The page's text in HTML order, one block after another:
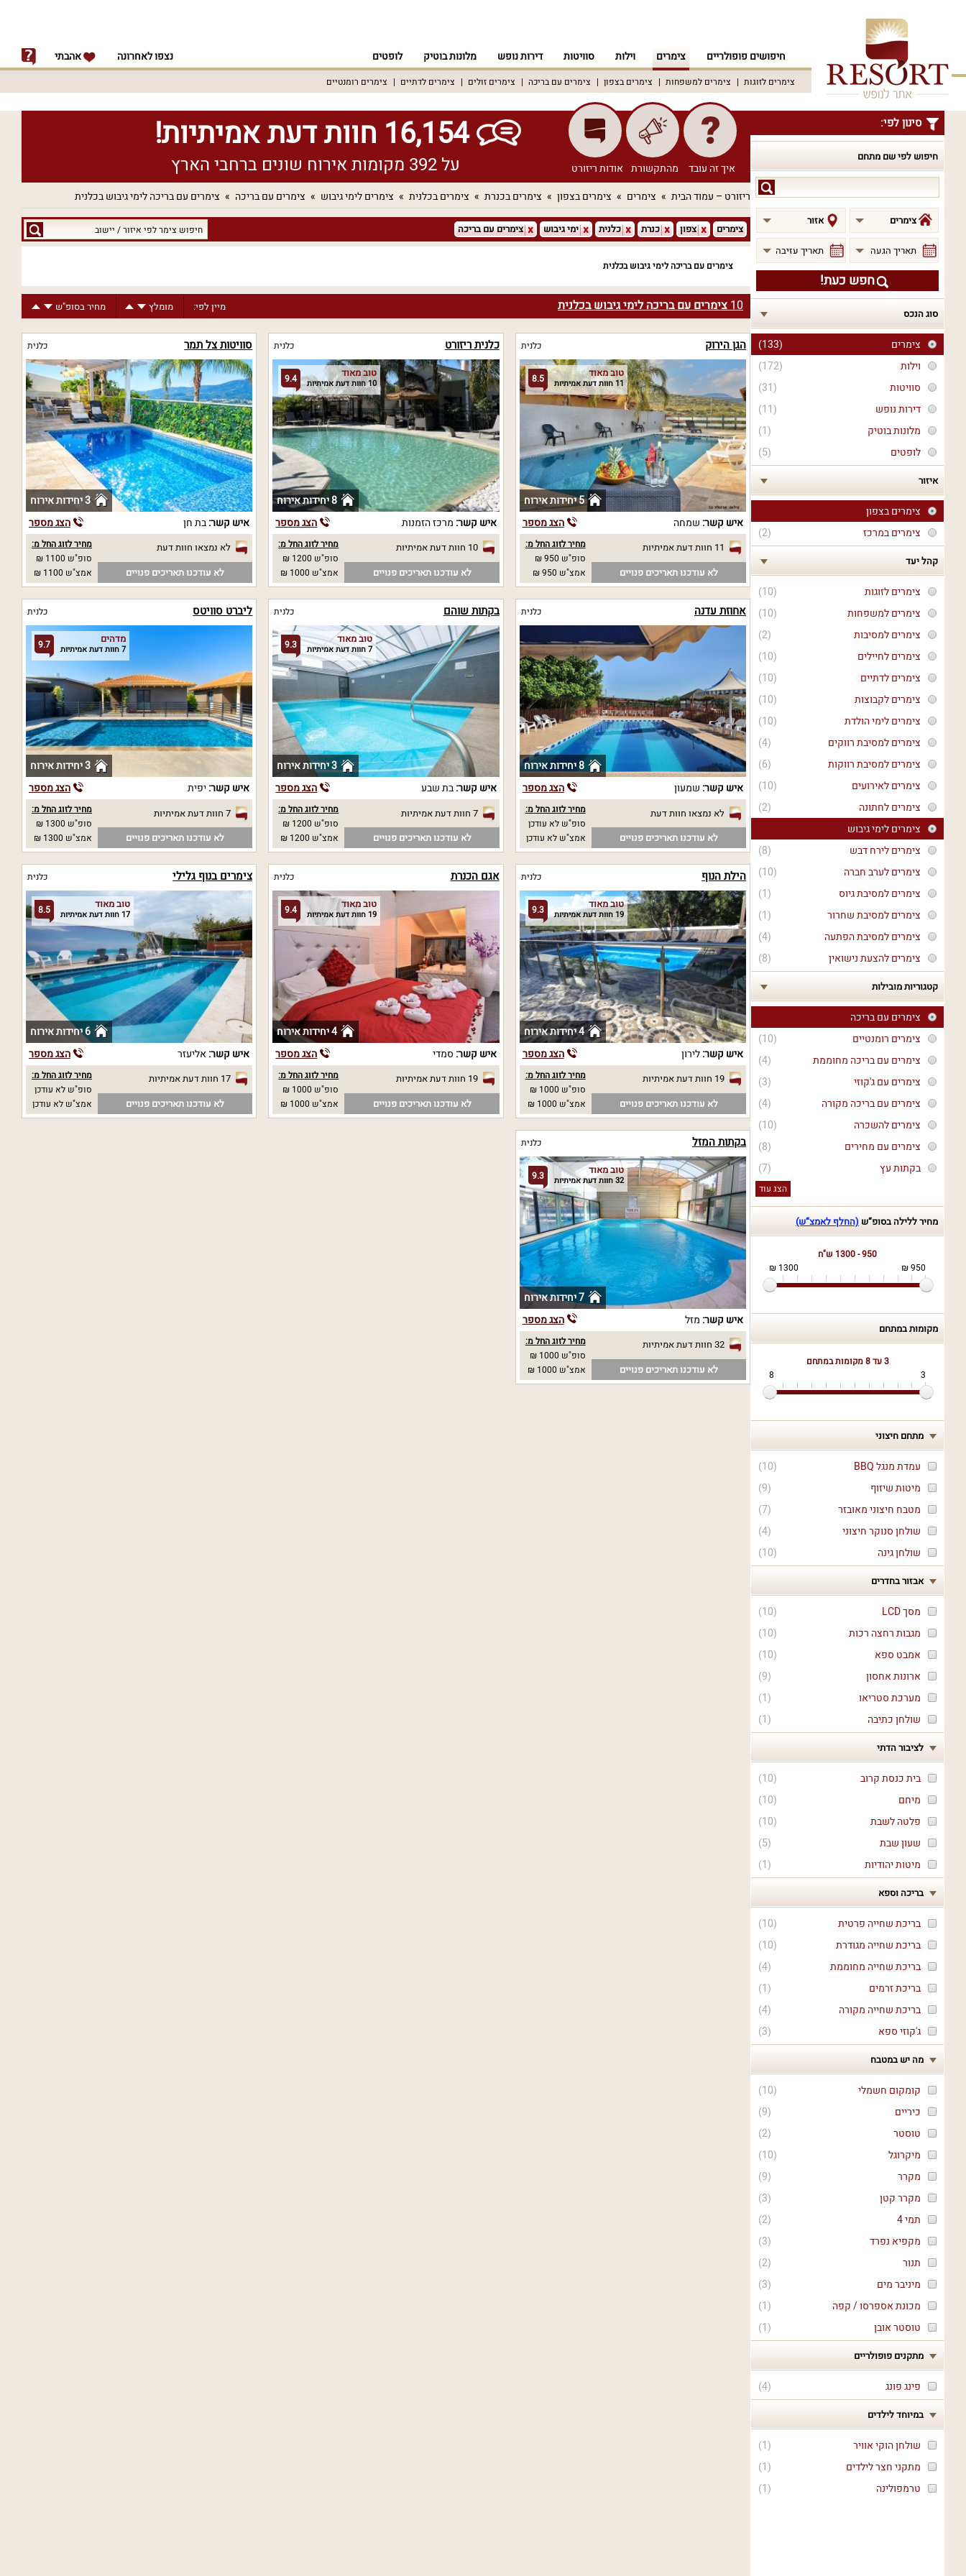
חיפושים פופולריים צימרים וילות סוויטות דירות נופש מלונות בוטיק לופטים נצפו לאחרונה אהבתי
צימרים לזוגות צימרים למשפחות צימרים בצפון צימרים עם בריכה צימרים זולים צימרים לדתיים צימרים רומנטיים
סינון לפי:
חיפוש לפי שם מתחם
לפי
שם
מתחם
צימרים אזור
תאריך הגעה תאריך עזיבה
חפש כעת!
סוג הנכס
(133)
צימרים
(172)
וילות
(31)
סוויטות
(11)
דירות נופש
(1)
מלונות בוטיק
(5)
לופטים
איזור
צימרים בצפון
(2)
צימרים במרכז
קהל יעד
(10)
צימרים לזוגות
(10)
צימרים למשפחות
(2)
צימרים למסיבות
(10)
צימרים לחיילים
(10)
צימרים לדתיים
(10)
צימרים לקבוצות
(10)
צימרים לימי הולדת
(4)
צימרים למסיבת רווקים
(6)
צימרים למסיבת רווקות
(10)
צימרים לאירועים
(2)
צימרים לחתונה
צימרים לימי גיבוש
(8)
צימרים לירח דבש
(10)
צימרים לערב חברה
(1)
צימרים למסיבת גיוס
(1)
צימרים למסיבת שחרור
(4)
צימרים למסיבת הפתעה
(8)
צימרים להצעת נישואין
קטגוריות מובילות
צימרים עם בריכה
(10)
צימרים רומנטיים
(4)
צימרים עם בריכה מחוממת
(3)
צימרים עם ג'קוזי
(4)
צימרים עם בריכה מקורה
(10)
צימרים להשכרה
(8)
צימרים עם מחירים
(7)
בקתות עץ
הצג עוד
מחיר ללילה בסופ“ש (החלף לאמצ“ש)
950 - 1300 ש"ח
950 ₪
1300 ₪
מקומות במתחם
3 עד 8
מקומות במתחם
3
8
מתחם חיצוני
(
10
)
עמדת מנגל BBQ
(
9
)
מיטות שיזוף
(
7
)
מטבח חיצוני מאובזר
(
4
)
שולחן סנוקר חיצוני
(
10
) שולחן גינה
אבזור בחדרים
(
10
)
מסך LCD
(
10
)
מגבות רחצה רכות
(
10
)
אמבט ספא
(
9
)
ארונות אחסון
(
1
)
מערכת סטריאו
(
1
) שולחן כתיבה
לציבור הדתי
(
10
)
בית כנסת קרוב
(
10
)
מיחם
(
10
)
פלטה לשבת
(
5
)
שעון שבת
(
1
) מיטות יהודיות
בריכה וספא
(
10
)
בריכת שחייה פרטית
(
10
)
בריכת שחייה מגודרת
(
4
)
בריכת שחייה מחוממת
(
1
)
בריכת זרמים
(
4
)
בריכת שחייה מקורה
(
3
) ג'קוזי ספא
מה יש במטבח
(
10
)
קומקום חשמלי
(
9
)
כיריים
(
2
)
טוסטר
(
10
)
מיקרוגל
(
9
)
מקרר
(
3
)
מקרר קטן
(
2
)
תמי 4
(
3
)
מקפיא נפרד
(
2
)
תנור
(
3
)
מיניבר מים
(
1
)
מכונת אספרסו / קפה
(
1
) טוסטר אובן
מתקנים פופולריים
(
4
) פינג פונג
במיוחד לילדים
(
1
)
שולחן הוקי אוויר
(
1
)
מתקני חצר לילדים
(
1
) טרמפולינה
איך זה עובד מהתקשורת אודות ריזורט
16,154 חוות דעת אמיתיות!
על 392 מקומות אירוח שונים ברחבי הארץ
ריזורט – עמוד הבית צימרים צימרים בצפון צימרים בכנרת צימרים בכלנית צימרים לימי גיבוש צימרים עם בריכה צימרים עם בריכה לימי גיבוש בכלנית
חיפוש
צימר
/
יישוב
צימרים צפון כנרת כלנית ימי גיבוש צימרים עם בריכה
צימרים עם בריכה לימי גיבוש בכלנית
10צימרים עם בריכה לימי גיבוש בכלנית מיין לפי: מומלץ מחיר בסופ"ש
הגן הירוק כלנית
8.5 טוב מאוד
11 חוות דעת אמיתיות
5 יחידות אירוח
איש קשר: שמחה הצג מספר
11 חוות דעת אמיתיות
לא עודכנו תאריכים פנויים
מחיר לזוג החל מ:
סופ"ש 950 ₪
אמצ"ש 950 ₪
כלנית ריזורט כלנית
9.4 טוב מאוד
10 חוות דעת אמיתיות
8 יחידות אירוח
איש קשר: מרכז הזמנות הצג מספר
10 חוות דעת אמיתיות
לא עודכנו תאריכים פנויים
מחיר לזוג החל מ:
סופ"ש 1200 ₪
אמצ"ש 1000 ₪
סוויטות צל תמר כלנית
3 יחידות אירוח
איש קשר:בת חן הצג מספר
לא נמצאו חוות דעת
לא עודכנו תאריכים פנויים
מחיר לזוג החל מ:
סופ"ש 1100 ₪
אמצ"ש 1100 ₪
אחוזת עדנה כלנית
8 יחידות אירוח
איש קשר: שמעון הצג מספר
לא נמצאו חוות דעת
לא עודכנו תאריכים פנויים
מחיר לזוג החל מ:
סופ"ש לא עודכן
אמצ"ש לא עודכן
בקתות שוהם כלנית
9.3 טוב מאוד
7 חוות דעת אמיתיות
3 יחידות אירוח
איש קשר:בת שבע הצג מספר
7 חוות דעת אמיתיות
לא עודכנו תאריכים פנויים
מחיר לזוג החל מ:
סופ"ש 1200 ₪
אמצ"ש 1200 ₪
ליברט סוויטס כלנית
9.7 מדהים
7 חוות דעת אמיתיות
3 יחידות אירוח
איש קשר:יפית הצג מספר
7 חוות דעת אמיתיות
לא עודכנו תאריכים פנויים
מחיר לזוג החל מ:
סופ"ש 1300 ₪
אמצ"ש 1300 ₪
הילת הנוף כלנית
9.3 טוב מאוד
19 חוות דעת אמיתיות
4 יחידות אירוח
איש קשר:לירון הצג מספר
19 חוות דעת אמיתיות
לא עודכנו תאריכים פנויים
מחיר לזוג החל מ:
סופ"ש 1000 ₪
אמצ"ש 1000 ₪
אגם הכנרת כלנית
9.4 טוב מאוד
19 חוות דעת אמיתיות
4 יחידות אירוח
איש קשר: סמדי הצג מספר
19 חוות דעת אמיתיות
לא עודכנו תאריכים פנויים
מחיר לזוג החל מ:
סופ"ש 1000 ₪
אמצ"ש 1000 ₪
צימרים בנוף גלילי כלנית
8.5 טוב מאוד
17 חוות דעת אמיתיות
6 יחידות אירוח
איש קשר: אליעזר הצג מספר
17 חוות דעת אמיתיות
לא עודכנו תאריכים פנויים
מחיר לזוג החל מ:
סופ"ש לא עודכן
אמצ"ש לא עודכן
בקתות המזל כלנית
9.3 טוב מאוד
32 חוות דעת אמיתיות
7 יחידות אירוח
איש קשר: מזל הצג מספר
32 חוות דעת אמיתיות
לא עודכנו תאריכים פנויים
מחיר לזוג החל מ:
סופ"ש 1000 ₪
אמצ"ש 1000 ₪